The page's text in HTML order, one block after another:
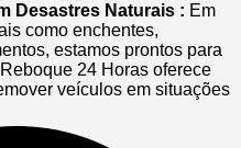
Desastres Naturais : Em
como enchentes,
estamos prontos para
24 Horas oferece
veículos em situações